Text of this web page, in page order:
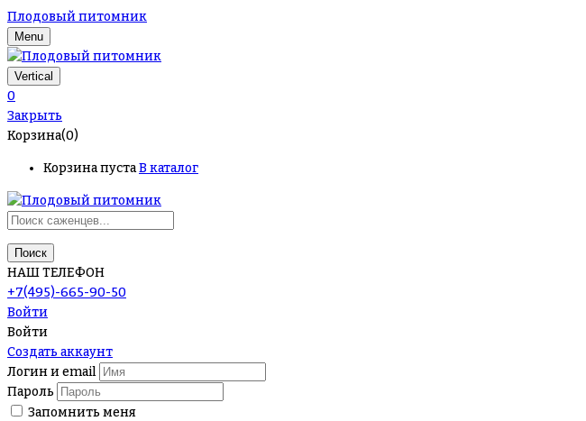
Плодовый питомник
Menu
Vertical
0
Закрыть
Корзина(0)
Корзина пустаВ каталог
Поиск
НАШ ТЕЛЕФОН
+7(495)-665-90-50
Войти
Войти
Создать аккаунт
Логин и email
Пароль
Запомнить меня